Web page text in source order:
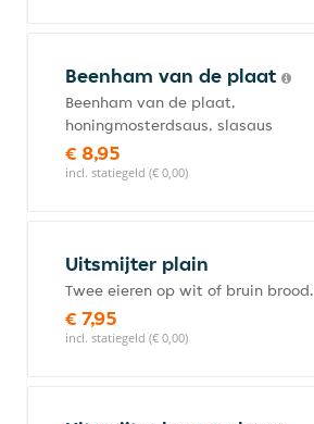
Beenham van de plaat
Beenham van de plaat,
honingmosterdsaus, slasaus
€ 8,95
incl. statiegeld (€ 0,00)
Uitsmijter plain
Twee eieren op wit of bruin brood.
€ 7,95
incl. statiegeld (€ 0,00)